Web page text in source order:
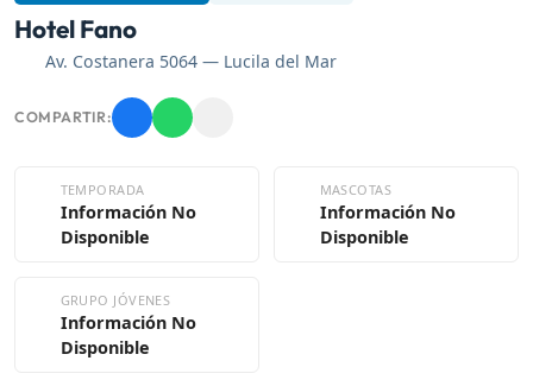
Hotel Fano
Av. Costanera 5064 — Lucila del Mar
COMPARTIR:
TEMPORADA
Información No
Disponible
MASCOTAS
Información No
Disponible
GRUPO JÓVENES
Información No
Disponible